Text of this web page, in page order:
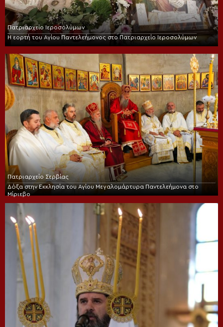
Πατριαρχείο Ιεροσολύμων
Η εορτή του Αγίου Παντελεήμονος στο Πατριαρχείο Ιεροσολύμων
Πατριαρχείο Σερβίας
Δόξα στην Εκκλησία του Αγίου Μεγαλομάρτυρα Παντελεήμονα στο
Μίριεβο